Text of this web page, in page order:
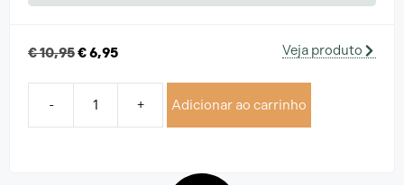
€10,95€6,95 Veja produto
- + Adicionar ao carrinho